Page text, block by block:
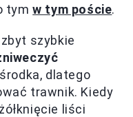
tymw tym poście.
szybkie
dlatego
trawnik. Kiedy
liści